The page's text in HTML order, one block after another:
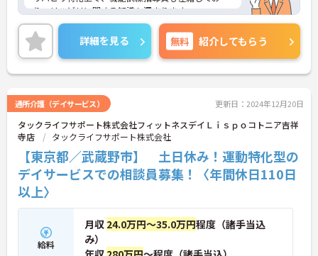
り、リハビリに関する知識も深まります。
日曜固定休み、日勤帯のみの勤務なので、家庭との
両立がしやすい職場です。
ご興味のある方には、面接対策ポイントなど、さら
に詳細をお話しいたしますのでお気軽にご相談くだ
さい！
詳細を見る 無料 紹介してもらう
通所介護（デイサービス） 更新日：2024年12月20日
タックライフサポート株式会社フィットネスデイＬｉｓｐｏコトニア吉祥
寺店
タックライフサポート株式会社
【東京都／武蔵野市】 土日休み！運動特化型の
デイサービスでの相談員募集！〈年間休日110日
以上〉
給料
月収 24.0万円～35.0万円程度（諸手当込
み）